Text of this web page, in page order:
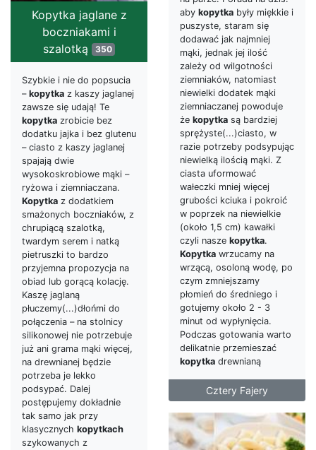
aby kopytka były miękkie i
puszyste, staram się
dodawać jak najmniej
mąki, jednak jej ilość
zależy od wilgotności
ziemniaków, natomiast
niewielki dodatek mąki
ziemniaczanej powoduje
że kopytka są bardziej
sprężyste(...)ciasto, w
razie potrzeby podsypując
niewielką ilością mąki. Z
ciasta uformować
wałeczki mniej więcej
grubości kciuka i pokroić
w poprzek na niewielkie
(około 1,5 cm) kawałki
czyli nasze kopytka.
Kopytka wrzucamy na
wrzącą, osoloną wodę, po
czym zmniejszamy
płomień do średniego i
gotujemy około 2 - 3
minut od wypłynięcia.
Podczas gotowania warto
delikatnie przemieszać
kopytka drewnianą
Cztery Fajery
Kopytka jaglane z
boczniakami i
szalotką
350
Szybkie i nie do popsucia
– kopytka z kaszy jaglanej
zawsze się udają! Te
kopytka zrobicie bez
dodatku jajka i bez glutenu
– ciasto z kaszy jaglanej
spajają dwie
wysokoskrobiowe mąki –
ryżowa i ziemniaczana.
Kopytka z dodatkiem
smażonych boczniaków, z
chrupiącą szalotką,
twardym serem i natką
pietruszki to bardzo
przyjemna propozycja na
obiad lub gorącą kolację.
Kaszę jaglaną
płuczemy(...)dłońmi do
połączenia – na stolnicy
silikonowej nie potrzebuje
już ani grama mąki więcej,
na drewnianej będzie
potrzeba je lekko
podsypać. Dalej
postępujemy dokładnie
tak samo jak przy
klasycznych kopytkach
szykowanych z